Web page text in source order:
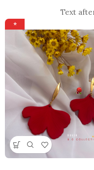
Text
⭐